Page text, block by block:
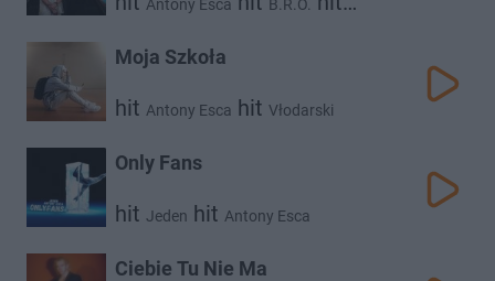
Antony Esca B.R.O.
Moja Szkoła
hit Antony Esca hit Vłodarski
Only Fans
hit Jeden hit Antony Esca
Ciebie Tu Nie Ma